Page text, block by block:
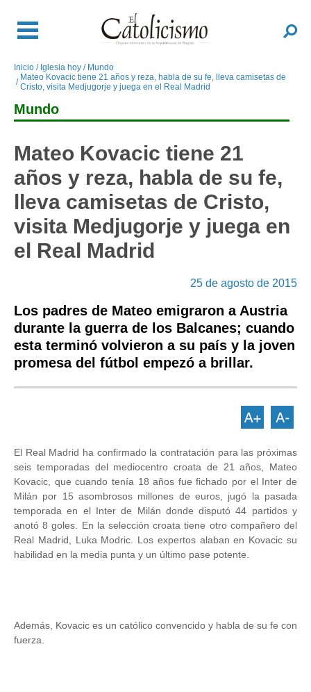
contenido
Buscar
Sobrescribir
enlaces
de
ayuda
la
navegación
Inicio Iglesia hoy
Mundo
Mateo Kovacic tiene 21 años y reza, habla de su fe, lleva camisetas de
Cristo, visita Medjugorje y juega en el Real Madrid
Mundo
Mateo Kovacic tiene 21
años y reza, habla de su fe,
lleva camisetas de Cristo,
visita Medjugorje y juega en
el Real Madrid
25 de agosto de 2015
Los padres de Mateo emigraron a Austria
durante la guerra de los Balcanes; cuando
esta terminó volvieron a su país y la joven
promesa del fútbol empezó a brillar.
El Real Madrid ha confirmado la contratación para las próximas
seis temporadas del mediocentro croata de 21 años, Mateo
Kovacic, que cuando tenía 18 años fue fichado por el Inter de
Milán por 15 asombrosos millones de euros, jugó la pasada
temporada en el Inter de Milán donde disputó 44 partidos y
anotó 8 goles. En la selección croata tiene otro compañero del
Real Madrid, Luka Modric. Los expertos alaban en Kovacic su
habilidad en la media punta y un último pase potente.
Además, Kovacic es un católico convencido y habla de su fe con
fuerza.